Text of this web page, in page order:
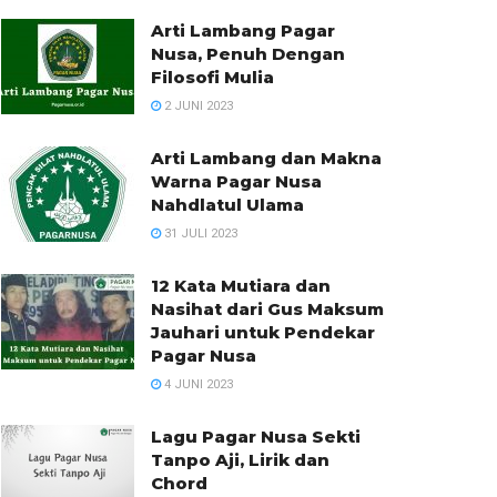
Arti Lambang Pagar
Nusa, Penuh Dengan
Filosofi Mulia
2 JUNI 2023
Arti Lambang dan Makna
Warna Pagar Nusa
Nahdlatul Ulama
31 JULI 2023
12 Kata Mutiara dan
Nasihat dari Gus Maksum
Jauhari untuk Pendekar
Pagar Nusa
4 JUNI 2023
Lagu Pagar Nusa Sekti
Tanpo Aji, Lirik dan
Chord